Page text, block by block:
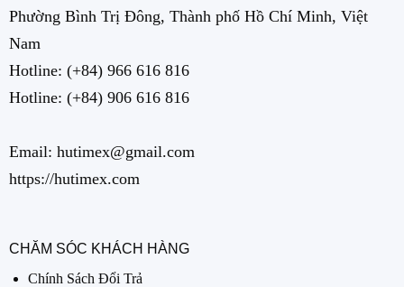
Phường Bình Trị Đông, Thành phố Hồ Chí Minh, Việt
Nam
Hotline: (+84) 966 616 816
Hotline: (+84) 906 616 816
Email: hutimex@gmail.com
https://hutimex.com
CHĂM SÓC KHÁCH HÀNG
Chính Sách Đổi Trả